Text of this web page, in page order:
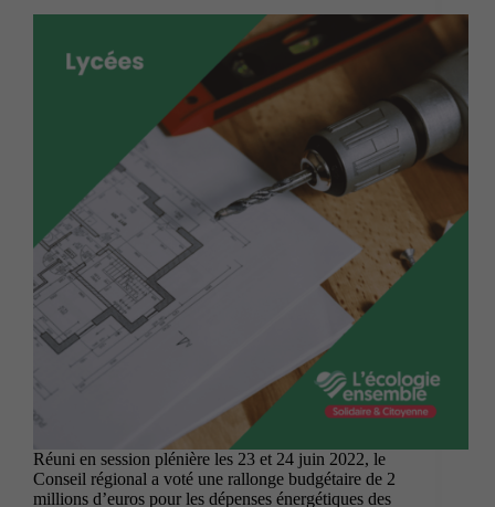
Réuni en session plénière les 23 et 24 juin 2022, le
Conseil régional a voté une rallonge budgétaire de 2
millions d’euros pour les dépenses énergétiques des